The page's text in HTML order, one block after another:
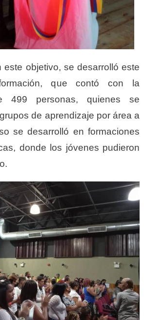
este objetivo, se desarrolló este
que contó con la
499 personas, quienes se
de aprendizaje por área a
se desarrolló en formaciones
donde los jóvenes pudieron